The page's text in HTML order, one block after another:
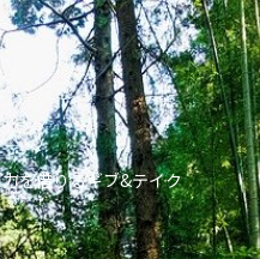
を借りるギブ&テイク